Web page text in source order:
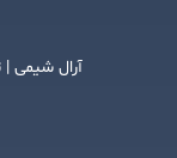
آرال شیمی